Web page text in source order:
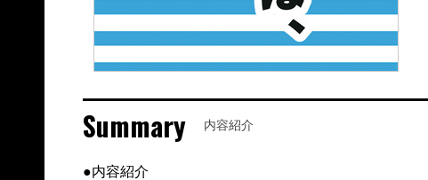
Summary 内容紹介
●内容紹介